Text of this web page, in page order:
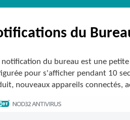
du
notification du bureau est une
pour s'afficher pendant 10
nouveaux appareils connectés,